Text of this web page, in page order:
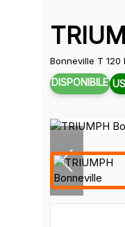
Bonneville T 120
DISPONIBILE